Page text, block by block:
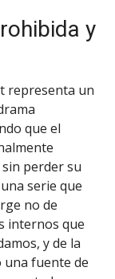
y
representa un
que el
perder su
serie que
no de
internos que
y de la
fuente de